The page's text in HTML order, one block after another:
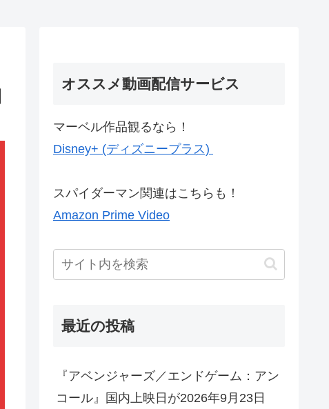
オススメ動画配信サービス
マーベル作品観るなら！
Disney+ (ディズニープラス)
スパイダーマン関連はこちらも！
Amazon Prime Video
最近の投稿
『アベンジャーズ／エンドゲーム：アン
コール』国内上映日が2026年9月23日